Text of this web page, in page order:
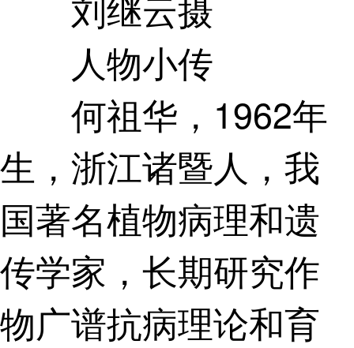
人物小传
何祖华，1962年
生，浙江诸暨人，我
国著名植物病理和遗
传学家，长期研究作
物广谱抗病理论和育